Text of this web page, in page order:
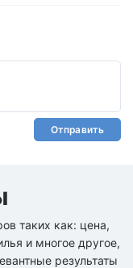
Отправить
таких как: цена,
и многое другое,
результаты